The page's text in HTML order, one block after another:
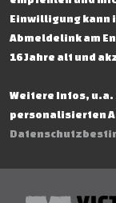
Einwilligung kann
Abmeldelink am
16 Jahre alt und
Weitere Infos,
personalisierten